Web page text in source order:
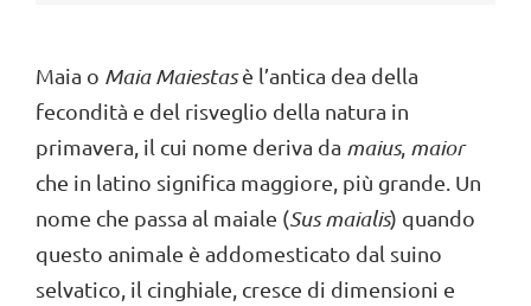
Maia o Maia Maiestasè l’antica dea della
fecondità e del risveglio della natura in
primavera, il cui nome deriva da maius, maior
che in latino significa maggiore, più grande. Un
nome che passa al maiale (Sus maialis) quando
questo animale è addomesticato dal suino
selvatico, il cinghiale, cresce di dimensioni e